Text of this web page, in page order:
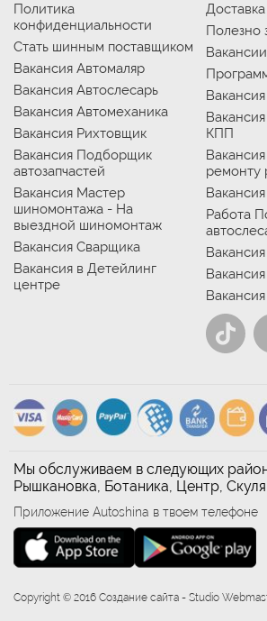
Политика
конфиденциальности
Стать шинным поставщиком
Вакансия Автомаляр
Вакансия Автослесарь
Вакансия Автомеханика
Вакансия Рихтовщик
Вакансия Подборщик
автозапчастей
Вакансия Мастер
шиномонтажа - На
выездной шиномонтаж
Вакансия Сварщика
Вакансия в Детейлинг
центре
Полезно
Вакансии
КПП
ремонту
Работа
Мы обслуживаем в следующих
Рышкановка, Ботаника, Центр,
Приложение Autoshina в твоем телефоне
Copyright © 2016 Создание сайта - Studio